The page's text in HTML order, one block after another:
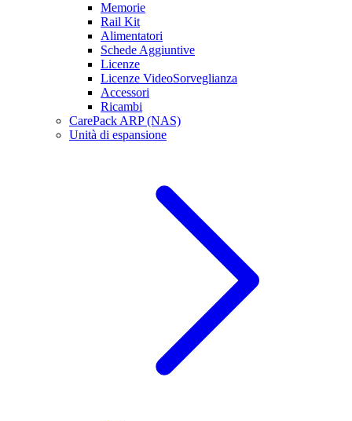
Memorie
Rail Kit
Alimentatori
Schede Aggiuntive
Licenze
Licenze VideoSorveglianza
Accessori
Ricambi
CarePack ARP (NAS)
Unità di espansione